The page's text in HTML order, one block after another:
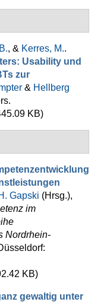
, & Kerres, M..
Usability und
zur
& Hellberg
KB)
Gapski (Hrsg.),
im
Nordrhein-
KB)
gewaltig unter